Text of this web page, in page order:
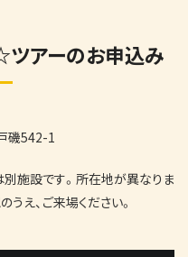
アーのお申込み
磯542-1
別施設です。所在地が異なりま
うえ、ご来場ください。